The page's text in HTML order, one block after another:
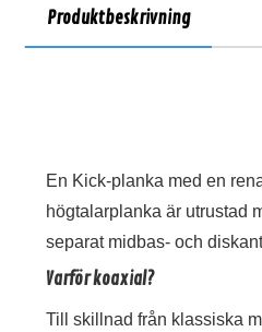
Produktbeskrivning
En Kick-planka med en
högtalarplanka är utrustad
separat midbas- och
Varför koaxial?
Till skillnad från klassiska